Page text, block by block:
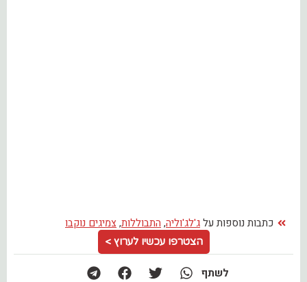
כתבות נוספות עלג'לג'וליה, התבוללות,צמיגים נוקבו
הצטרפו עכשיו לערוץ >
לשתף